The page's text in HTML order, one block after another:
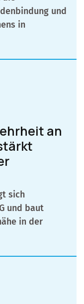
und
in
an
sich
und baut
in der